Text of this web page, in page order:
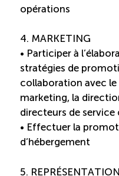
Facebook
LinkedIn
Vimeo
opérations
4. MARKETING
• Participer à
stratégies de
collaboration avec
marketing, la
directeurs de service
• Effectuer la
d’hébergement
5.